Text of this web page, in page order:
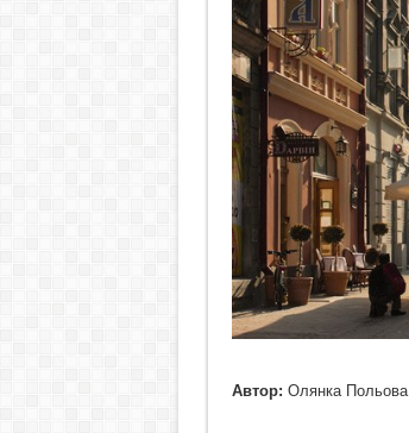
Автор: Олянка Польова